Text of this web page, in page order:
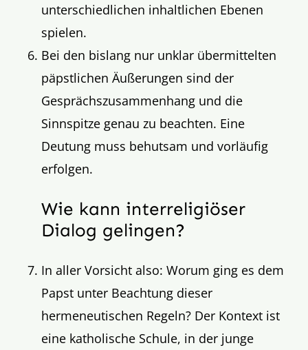
unterschiedlichen inhaltlichen Ebenen
spielen.
Bei den bislang nur unklar übermittelten
päpstlichen Äußerungen sind der
Gesprächszusammenhang und die
Sinnspitze genau zu beachten. Eine
Deutung muss behutsam und vorläufig
erfolgen.
Wie kann interreligiöser
Dialog gelingen?
In aller Vorsicht also: Worum ging es dem
Papst unter Beachtung dieser
hermeneutischen Regeln? Der Kontext ist
eine katholische Schule, in der junge